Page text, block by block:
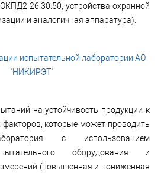
26.30.50, устройства охранной
и аналогичная аппаратура).
на устойчивость продукции к
которые может проводить
с использованием
оборудования и
(повышенная и пониженная